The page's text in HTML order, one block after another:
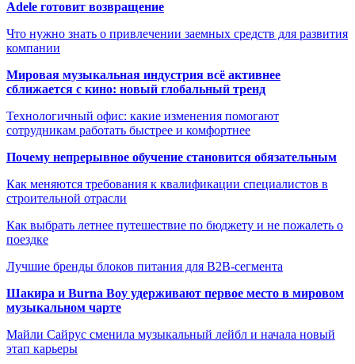
Adele готовит возвращение
Что нужно знать о привлечении заемных средств для развития
компании
Мировая музыкальная индустрия всё активнее
сближается с кино: новый глобальный тренд
Технологичный офис: какие изменения помогают
сотрудникам работать быстрее и комфортнее
Почему непрерывное обучение становится обязательным
Как меняются требования к квалификации специалистов в
строительной отрасли
Как выбрать летнее путешествие по бюджету и не пожалеть о
поездке
Лучшие бренды блоков питания для B2B-сегмента
Шакира и Burna Boy удерживают первое место в мировом
музыкальном чарте
Майли Сайрус сменила музыкальный лейбл и начала новый
этап карьеры